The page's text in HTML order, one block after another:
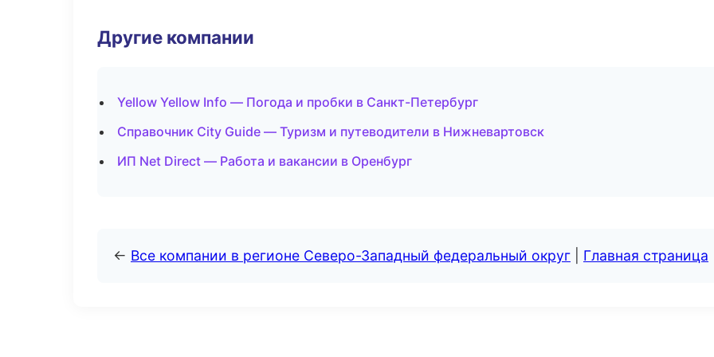
Другие компании
Yellow Yellow Info — Погода и пробки в Санкт-Петербург
Справочник City Guide — Туризм и путеводители в Нижневартовск
ИП Net Direct — Работа и вакансии в Оренбург
← Все компании в регионе Северо-Западный федеральный округ Главная страница